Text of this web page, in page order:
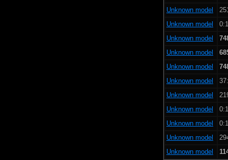
Unknown model
Unknown model
Unknown model
Unknown model
Unknown model
Unknown model
Unknown model
Unknown model
Unknown model
Unknown model
Unknown model